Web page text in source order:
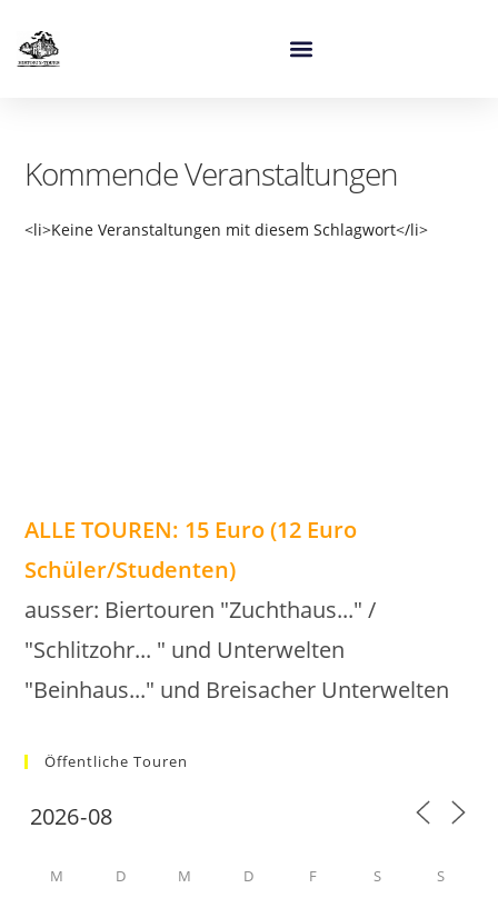
Kommende Veranstaltungen
<li>Keine Veranstaltungen mit diesem Schlagwort</li>
ALLE TOUREN: 15 Euro (12 Euro
Schüler/Studenten)
ausser: Biertouren "Zuchthaus..." /
"Schlitzohr... " und Unterwelten
"Beinhaus..." und Breisacher Unterwelten
Öffentliche Touren
M D M D F S S